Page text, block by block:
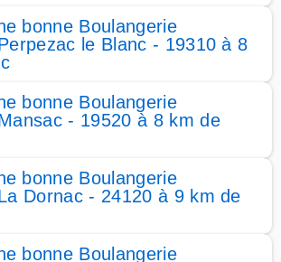
bonne Boulangerie
le Blanc - 19310 à 8
bonne Boulangerie
- 19520 à 8 km de
bonne Boulangerie
Dornac - 24120 à 9 km de
bonne Boulangerie